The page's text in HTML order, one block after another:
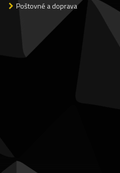
Poštovné a doprava